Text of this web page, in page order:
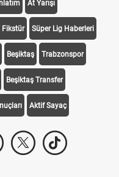
At Yarışı
Fikstür Süper Lig Haberleri
Beşiktaş Trabzonspor
Beşiktaş Transfer
Aktif Sayaç